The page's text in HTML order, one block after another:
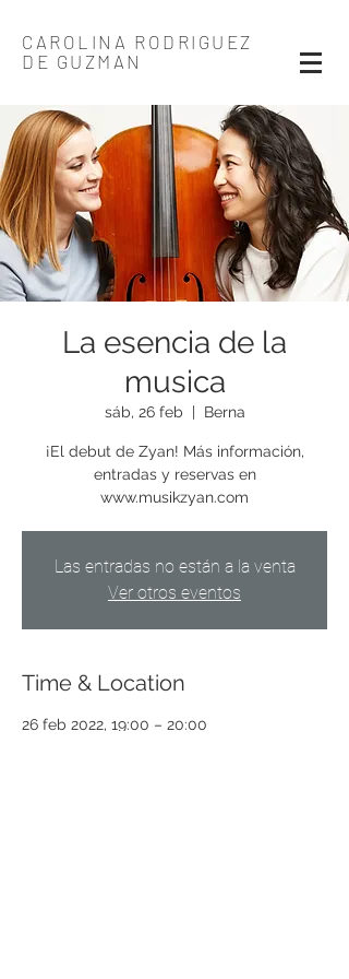
CAROLINA RODRIGUEZ
DE GUZMAN
La esencia de la
musica
sáb, 26 feb
  |
Berna
¡El debut de Zyan! Más información,
entradas y reservas en
www.musikzyan.com
Las entradas no están a la venta
Ver otros eventos
Time & Location
26 feb 2022, 19:00 – 20:00